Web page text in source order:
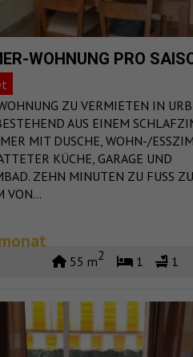
WOHNUNG PRO
ZU VERMIETEN IN
AUS EINEM
MIT DUSCHE, WOHN-/
KÜCHE, GARAGE UND
ZEHN MINUTEN ZU FUSS
VON...
55 m2 1 1